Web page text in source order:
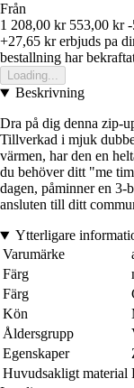
Från
1 208,00 kr 553,00 kr
+27,65 krerbjuds pa
bestallning har
Loading...
Beskrivning
Dra på dig denna zip-
Tillverkad i mjuk
värmen, har den en
du behöver ditt "me
dagen, påminner en 3-
ansluten till ditt
Ytterligare
Varumärke
Färg
Färg
Kön
Åldersgrupp
Egenskaper
Huvudsakligt material